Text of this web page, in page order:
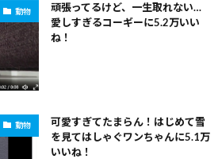
動物
頑張ってるけど、一生取れない…
愛しすぎるコーギーに5.2万いい
ね！
動物
可愛すぎてたまらん！はじめて雪
を見てはしゃぐワンちゃんに5.1万
いいね！